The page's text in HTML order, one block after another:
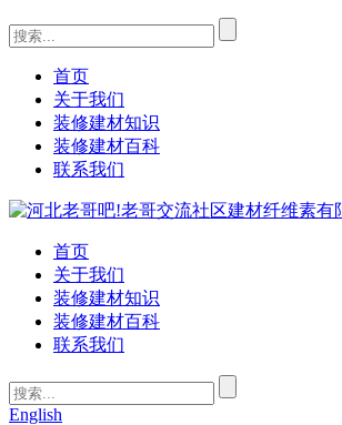
首页
关于我们
装修建材知识
装修建材百科
联系我们
首页
关于我们
装修建材知识
装修建材百科
联系我们
English